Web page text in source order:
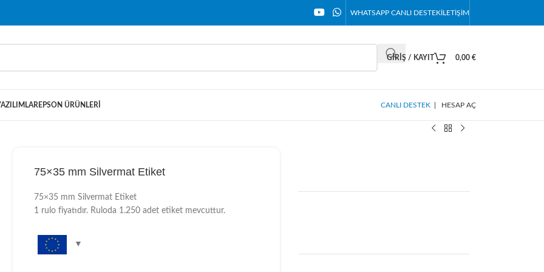
WHATSAPP CANLI DESTEKİLETIŞIM
GIRIŞ / KAYIT 0,00 €
EPSON ÜRÜNLERI CANLI DESTEK HESAP AÇ
75×35 mm Silvermat Etiket
75×35 mm Silvermat Etiket
1 rulo fiyatıdır. Ruloda 1.250 adet etiket mevcuttur.